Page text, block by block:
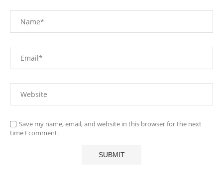
Save my name, email, and website in this browser for the next
time I comment.